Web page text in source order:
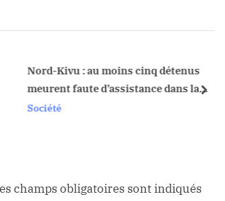
s
Nord-Kivu : au moins cinq détenus
meurent faute d’assistance dans la
prison centrale de Butembo (Société
Société
next
champs obligatoires sont indiqués